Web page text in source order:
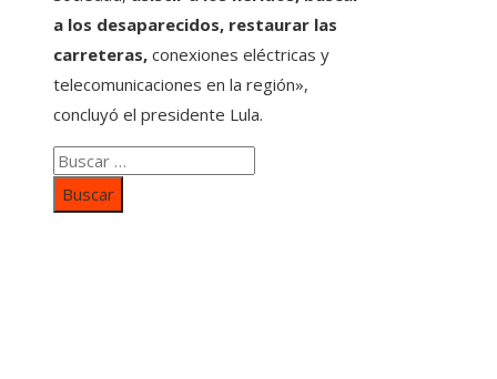
a los desaparecidos, restaurar las
carreteras, conexiones eléctricas y
telecomunicaciones en la región»,
concluyó el presidente Lula.
Buscar: